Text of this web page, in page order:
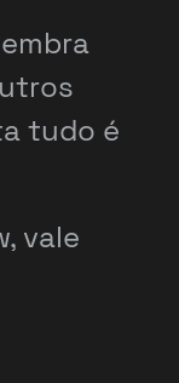
tudo é
vale